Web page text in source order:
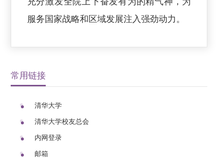
服务国家战略和区域发展注入强劲动力。
常用链接
清华大学
清华大学校友总会
内网登录
邮箱